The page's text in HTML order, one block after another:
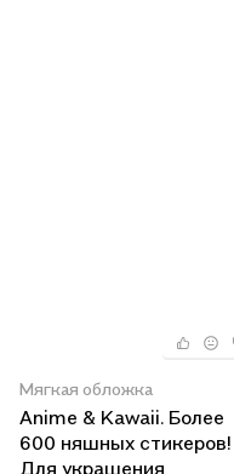
Мягкая обложка
Anime & Kawaii. Более
600 няшных стикеров!
Для украшения